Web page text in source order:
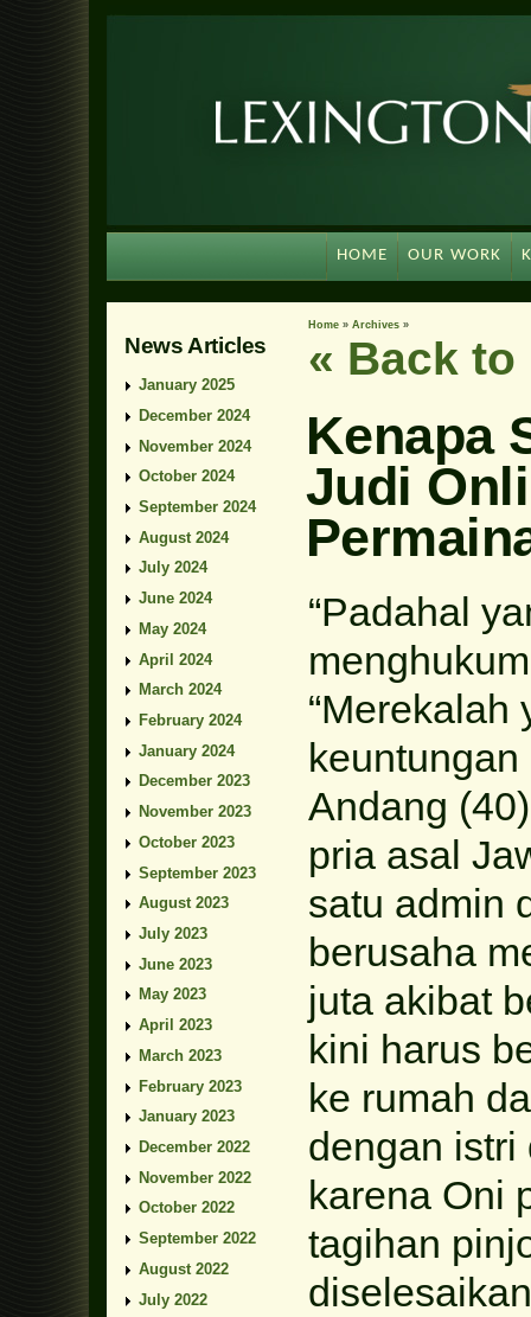
« Back to
Kenapa
Judi
“Padahal
“Merekalah
keuntungan
Andang
pria asal
satu admin
berusaha
juta akibat
kini harus
ke rumah
dengan istri
karena Oni
tagihan
News Articles
January 2025
December 2024
November 2024
October 2024
September 2024
August 2024
July 2024
June 2024
May 2024
April 2024
March 2024
February 2024
January 2024
December 2023
November 2023
October 2023
September 2023
August 2023
July 2023
June 2023
May 2023
April 2023
March 2023
February 2023
January 2023
December 2022
November 2022
October 2022
September 2022
August 2022
July 2022
Home » Archives »
HOME OUR WORK